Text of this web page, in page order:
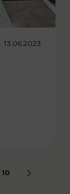
13.06.2023
10 Nächstes